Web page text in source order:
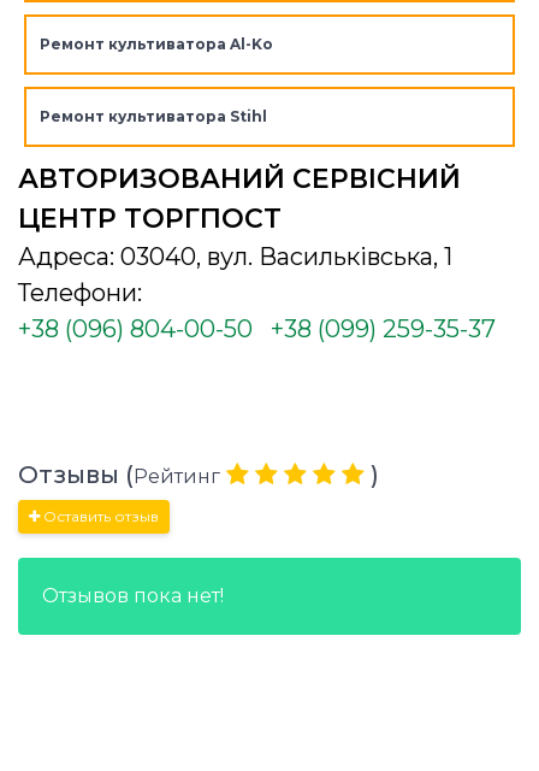
Ремонт культиватора Al-Ko
Ремонт культиватора Stihl
АВТОРИЗОВАНИЙ СЕРВІСНИЙ
ЦЕНТР ТОРГПОСТ
Адреса: 03040, вул. Васильківська, 1
Телефони:
+38 (096) 804-00-50
+38 (099) 259-35-37
Отзывы (Рейтинг )
Оставить отзыв
Отзывов пока нет!